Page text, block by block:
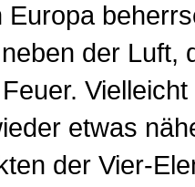
Europa
der Luft,
etwas
der Vier-